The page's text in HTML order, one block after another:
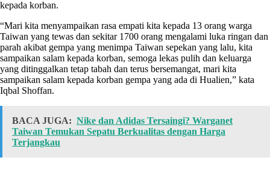
kepada korban.
“Mari kita menyampaikan rasa empati kita kepada 13 orang warga
Taiwan yang tewas dan sekitar 1700 orang mengalami luka ringan dan
parah akibat gempa yang menimpa Taiwan sepekan yang lalu, kita
sampaikan salam kepada korban, semoga lekas pulih dan keluarga
yang ditinggalkan tetap tabah dan terus bersemangat, mari kita
sampaikan salam kepada korban gempa yang ada di Hualien,” kata
Iqbal Shoffan.
BACA JUGA: Nike dan Adidas Tersaingi? Warganet
Taiwan Temukan Sepatu Berkualitas dengan Harga
Terjangkau